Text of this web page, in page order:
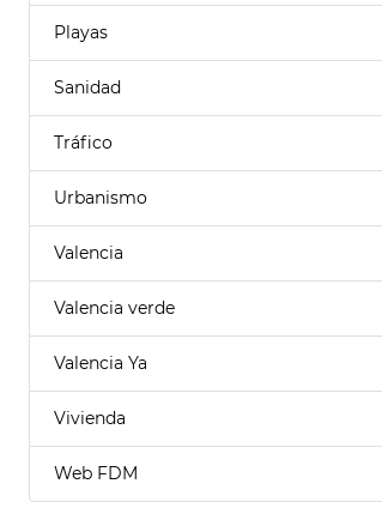
Playas
Sanidad
Tráfico
Urbanismo
Valencia
Valencia verde
Valencia Ya
Vivienda
Web FDM